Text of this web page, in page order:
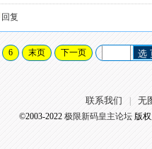
回复
6 末页 下一页 选
联系我们 无
©2003-2022 极限新码皇主论坛版权